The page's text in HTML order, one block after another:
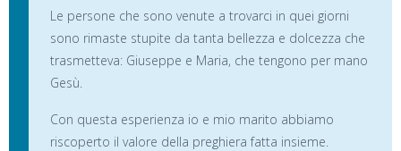
Le persone che sono venute a trovarci in quei giorni
sono rimaste stupite da tanta bellezza e dolcezza che
trasmetteva: Giuseppe e Maria, che tengono per mano
Gesù.
Con questa esperienza io e mio marito abbiamo
riscoperto il valore della preghiera fatta insieme.